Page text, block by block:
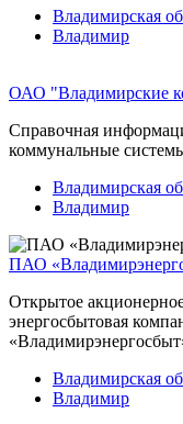
Владимирская
Владимир
ОАО "Владимирские
Справочная
коммунальные
Владимирская
Владимир
ПАО
Открытое
энергосбытовая
Владимирская
Владимир